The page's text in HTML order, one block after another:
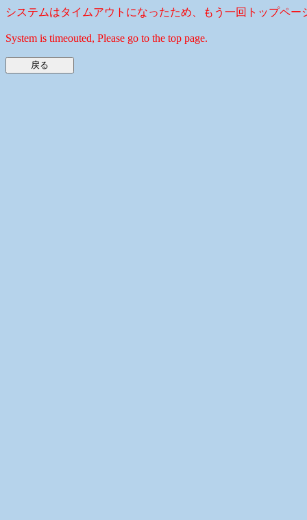
システムはタイムアウトになったため、もう一回トップペー
System is timeouted, Please go to the top page.